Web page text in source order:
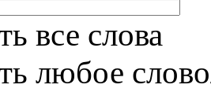
все слова
любое